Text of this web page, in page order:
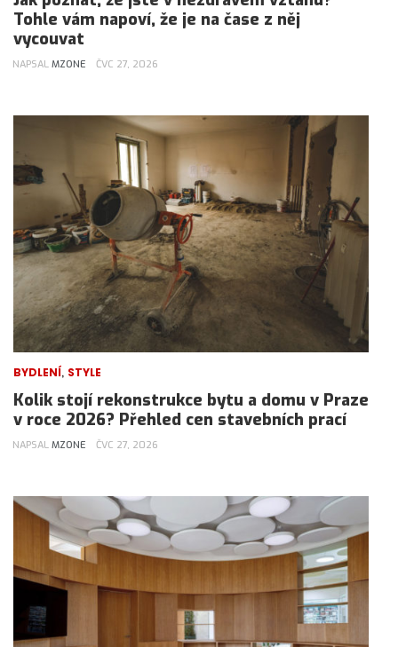
Tohle vám napoví, že je na čase z něj
vycouvat
NAPSAL MZONE ČVC 27, 2026
BYDLENÍ, STYLE
Kolik stojí rekonstrukce bytu a domu v Praze
v roce 2026? Přehled cen stavebních prací
NAPSAL MZONE ČVC 27, 2026